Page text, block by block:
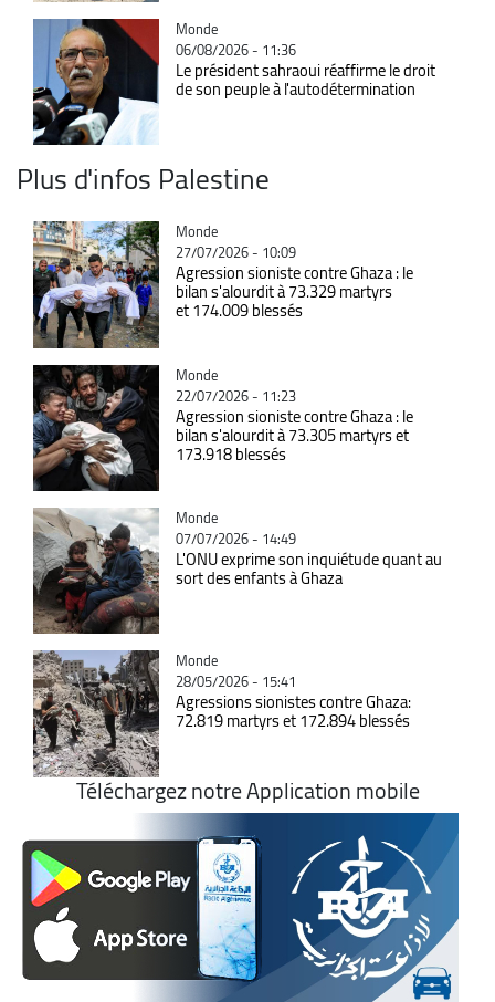
Catégorie
Monde
06/08/2026 - 11:36
Le président sahraoui réaffirme le droit
de son peuple à l'autodétermination
Plus d'infos Palestine
Catégorie
Monde
27/07/2026 - 10:09
Agression sioniste contre Ghaza : le
bilan s'alourdit à 73.329 martyrs
et 174.009 blessés
Catégorie
Monde
22/07/2026 - 11:23
Agression sioniste contre Ghaza : le
bilan s'alourdit à 73.305 martyrs et
173.918 blessés
Catégorie
Monde
07/07/2026 - 14:49
L'ONU exprime son inquiétude quant au
sort des enfants à Ghaza
Catégorie
Monde
28/05/2026 - 15:41
Agressions sionistes contre Ghaza:
72.819 martyrs et 172.894 blessés
Téléchargez notre Application mobile